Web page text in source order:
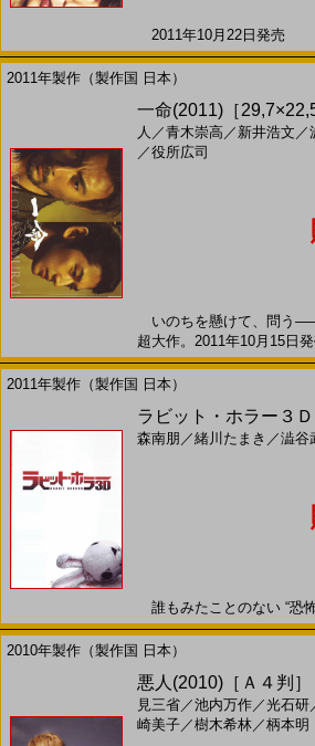
2011年10月22日発売
2011年製作（製作国 日本）
一命(2011)［
人 ／青木崇高／ 新井浩文 ／
／役所広司
いのちを懸けて、問う
超大作。2011年10月15
2011年製作（製作国 日本）
ラビット・ホラー３
森南朋 ／緒川たまき ／澁谷
誰もみたことのない “恐
2010年製作（製作国 日本）
悪人(2010)［Ａ４判］
見三省／池内万作／光石研
崎美子／樹木希林／柄本明